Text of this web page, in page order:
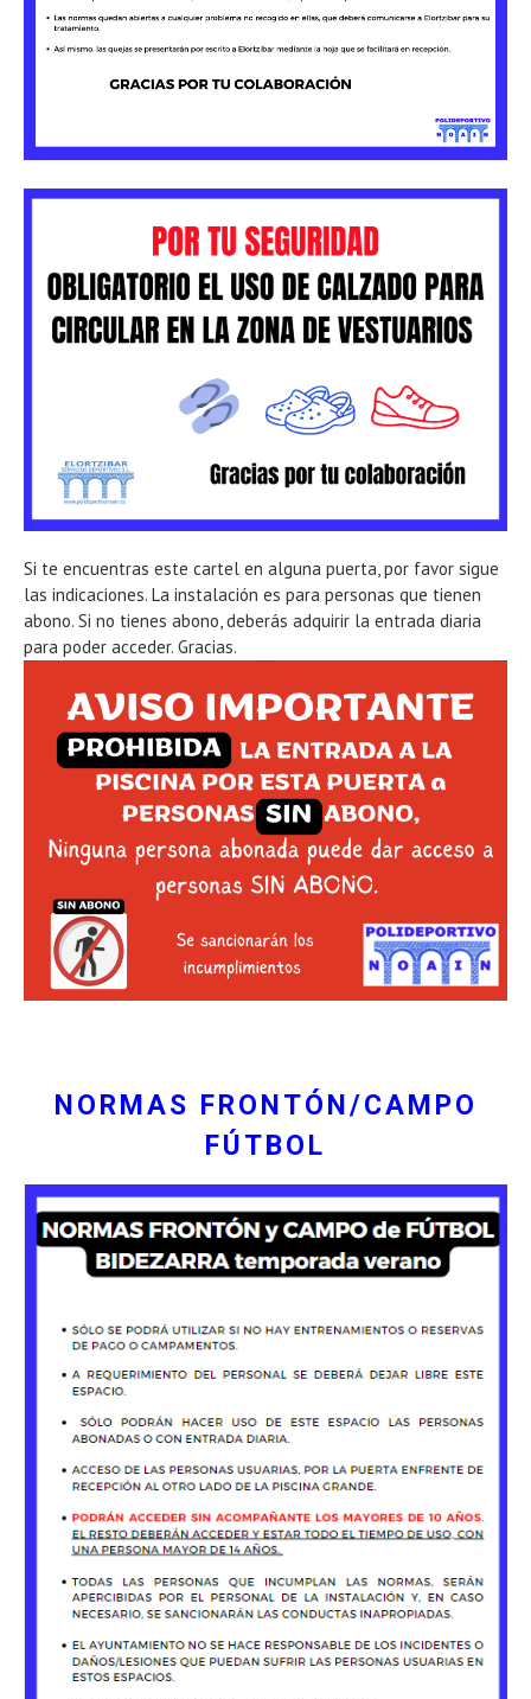
Si te encuentras este cartel en alguna puerta, por favor sigue
las indicaciones. La instalación es para personas que tienen
abono. Si no tienes abono, deberás adquirir la entrada diaria
para poder acceder. Gracias.
NORMAS FRONTÓN/CAMPO
FÚTBOL